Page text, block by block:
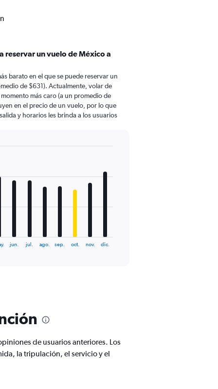
reservar un vuelo de México a
barato en el que se puede reservar un
de $631). Actualmente, volar de
más caro (a un promedio de
en el precio de un vuelo, por lo que
y horarios les brinda a los usuarios
jun. jul. ago. sep. oct. nov. dic.
de usuarios anteriores. Los
la tripulación, el servicio y el